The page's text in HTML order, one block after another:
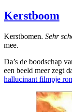
Kerstboom
Kerstbomen. Sehr
mee.
Da’s de boodschap
een beeld meer zegt
hallucinant filmpje